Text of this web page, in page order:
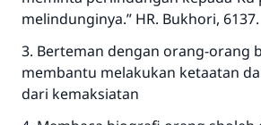
melindunginya.” HR. Bukhori, 6137.
3. Berteman dengan orang-orang
membantu melakukan ketaatan
dari kemaksiatan